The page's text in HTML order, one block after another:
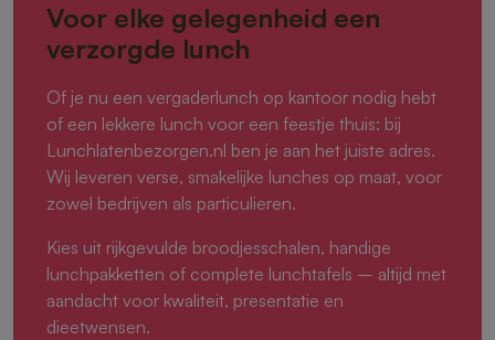
Voor elke gelegenheid een
verzorgde lunch
Of je nu een vergaderlunch op kantoor nodig hebt
of een lekkere lunch voor een feestje thuis: bij
Lunchlatenbezorgen.nl ben je aan het juiste adres.
Wij leveren verse, smakelijke lunches op maat, voor
zowel bedrijven als particulieren.
Kies uit rijkgevulde broodjesschalen, handige
lunchpakketten of complete lunchtafels – altijd met
aandacht voor kwaliteit, presentatie en
dieetwensen.